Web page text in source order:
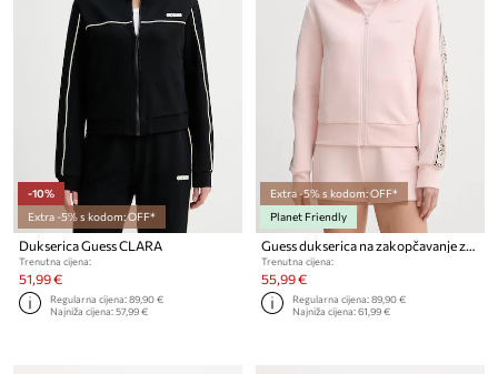
-10%
Extra -5% s kodom: OFF*
Dukserica Guess CLARA
Trenutna cijena:
51,99 €
Regularna cijena:89,90 €
Najniža cijena:57,99 €
Extra -5% s kodom: OFF*
Planet Friendly
Guess dukserica na zakopčavanje za žene s pamukom BRITNEY
Trenutna cijena:
55,99 €
Regularna cijena:89,90 €
Najniža cijena:61,99 €